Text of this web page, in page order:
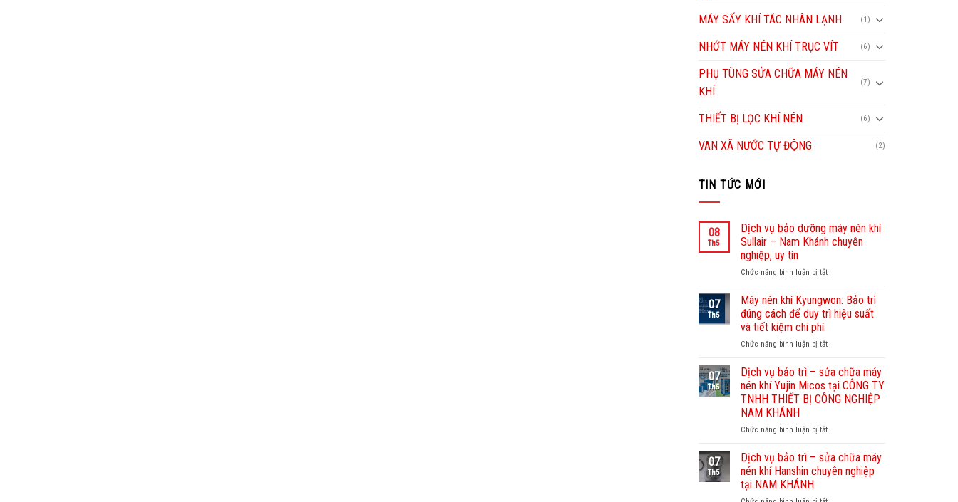
MÁY SẤY KHÍ TÁC NHÂN LẠNH (1)
NHỚT MÁY NÉN KHÍ TRỤC VÍT (6)
PHỤ TÙNG SỬA CHỮA MÁY NÉN
KHÍ
(7)
THIẾT BỊ LỌC KHÍ NÉN (6)
VAN XÃ NƯỚC TỰ ĐỘNG (2)
TIN TỨC MỚI
08
Th5
Dịch vụ bảo dưỡng máy nén khí
Sullair – Nam Khánh chuyên
nghiệp, uy tín
Chức năng bình luận bị tắtở
vụ
bảo
dưỡng
nén
Sullair
–
Nam
Khánh
nghiệp,
tín
07
Th5
Máy nén khí Kyungwon: Bảo trì
đúng cách để duy trì hiệu suất
và tiết kiệm chi phí.
Chức năng bình luận bị tắtở
nén
khí
Kyungwon:
Bảo
đúng
để
duy
trì
07
Th5
Dịch vụ bảo trì – sửa chữa máy
nén khí Yujin Micos tại CÔNG TY
TNHH THIẾT BỊ CÔNG NGHIỆP
NAM KHÁNH
Chức năng bình luận bị tắtở
vụ
bảo
trì
07
Th5
Dịch vụ bảo trì – sửa chữa máy
nén khí Hanshin chuyên nghiệp
tại NAM KHÁNH